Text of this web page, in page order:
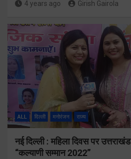
4 years ago Girish Gairola
ALL दिल्ली मनोरंजन राज्य
नई दिल्ली : महिला दिवस पर
“कल्याणी सम्मान 2022”